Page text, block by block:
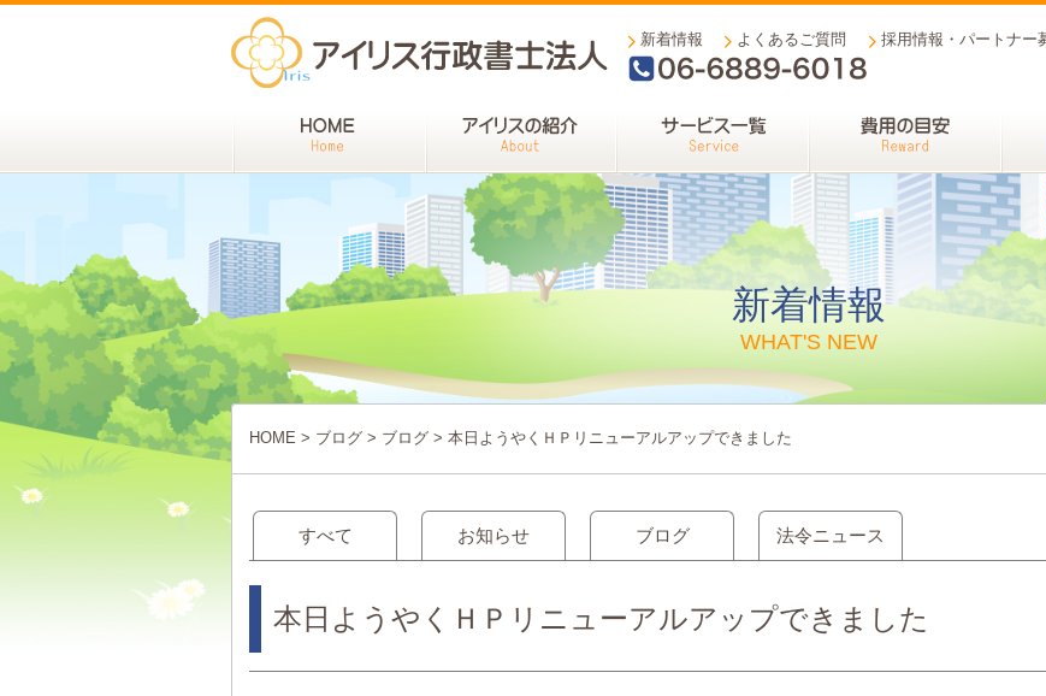
新着情報 よくあるご質問 採用情報・パートナー
新着情報
WHAT'S NEW
HOME > ブログ > ブログ > 本日ようやくＨＰリニューアルアップできました
すべて お知らせ ブログ 法令ニュース
本日ようやくＨＰリニューアルアップできました